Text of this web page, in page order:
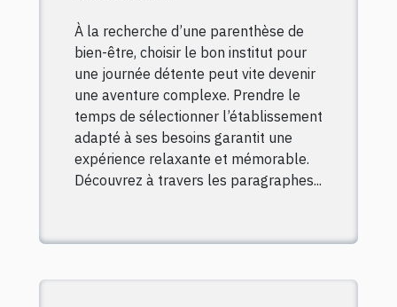
À la recherche d’une parenthèse de
bien-être, choisir le bon institut pour
une journée détente peut vite devenir
une aventure complexe. Prendre le
temps de sélectionner l’établissement
adapté à ses besoins garantit une
expérience relaxante et mémorable.
Découvrez à travers les paragraphes...